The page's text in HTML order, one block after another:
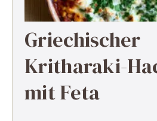
Griechischer
Kritharaki-
mit Feta